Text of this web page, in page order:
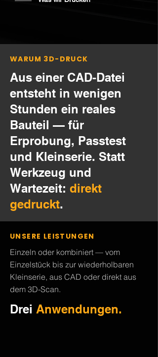
WARUM 3D-DRUCK
Aus einer CAD-Datei
entsteht in wenigen
Stunden ein reales
Bauteil — für
Erprobung, Passtest
und Kleinserie. Statt
Werkzeug und
Wartezeit: direkt
gedruckt.
UNSERE LEISTUNGEN
Einzeln oder kombiniert — vom
Einzelstück bis zur wiederholbaren
Kleinserie, aus CAD oder direkt aus
dem 3D-Scan.
Drei Anwendungen.